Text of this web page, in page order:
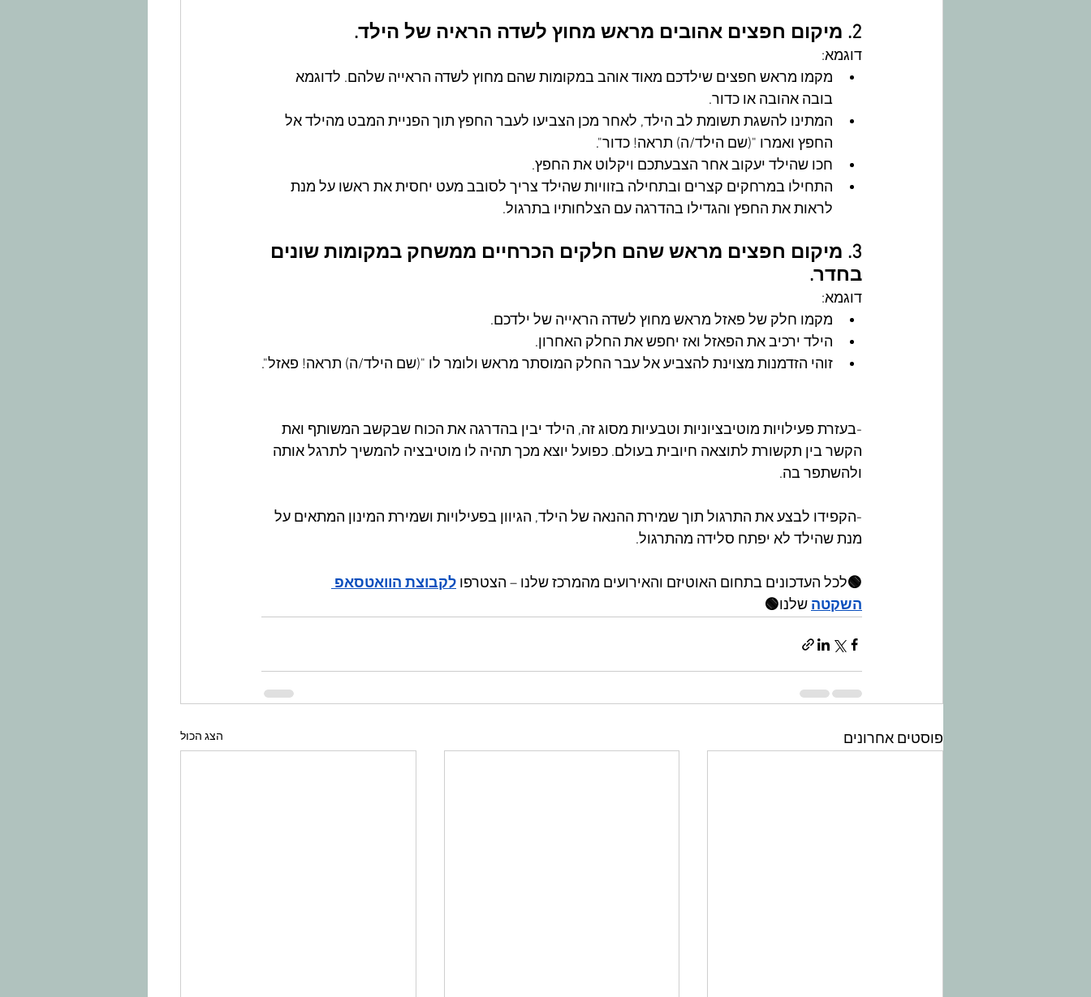
2. מיקום חפצים אהובים מראש מחוץ לשדה הראיה של הילד.
דוגמא:
מקמו מראש חפצים שילדכם מאוד אוהב במקומות שהם מחוץ לשדה הראייה שלהם. לדוגמא
בובה אהובה או כדור.
המתינו להשגת תשומת לב הילד, לאחר מכן הצביעו לעבר החפץ תוך הפניית המבט מהילד אל
החפץ ואמרו "(שם הילד/ה) תראה! כדור".
חכו שהילד יעקוב אחר הצבעתכם ויקלוט את החפץ.
התחילו במרחקים קצרים ובתחילה בזוויות שהילד צריך לסובב מעט יחסית את ראשו על מנת
לראות את החפץ והגדילו בהדרגה עם הצלחותיו בתרגול.
3. מיקום חפצים מראש שהם חלקים הכרחיים ממשחק במקומות שונים
בחדר.
דוגמא:
מקמו חלק של פאזל מראש מחוץ לשדה הראייה של ילדכם.
הילד ירכיב את הפאזל ואז יחפש את החלק האחרון.
זוהי הזדמנות מצוינת להצביע אל עבר החלק המוסתר מראש ולומר לו "(שם הילד/ה) תראה! פאזל".
-בעזרת פעילויות מוטיבציוניות וטבעיות מסוג זה, הילד יבין בהדרגה את הכוח שבקשב המשותף ואת
הקשר בין תקשורת לתוצאה חיובית בעולם. כפועל יוצא מכך תהיה לו מוטיבציה להמשיך לתרגל אותה
ולהשתפר בה.
-הקפידו לבצע את התרגול תוך שמירת ההנאה של הילד, הגיוון בפעילויות ושמירת המינון המתאים על
מנת שהילד לא יפתח סלידה מהתרגול.
🟢לכל העדכונים בתחום האוטיזם והאירועים מהמרכז שלנו – הצטרפו לקבוצת הוואטסאפ
השקטה שלנו🟢
פוסטים אחרונים הצג הכול